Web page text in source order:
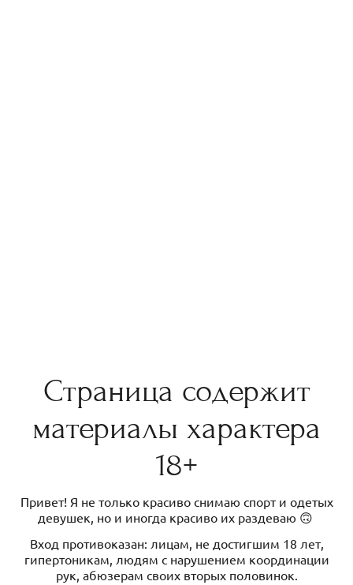
Страница содержит
материалы характера
18+
Привет! Я не только красиво снимаю спорт и одетых
девушек, но и иногда красиво их раздеваю 🙃
Вход противоказан: лицам, не достигшим 18 лет,
гипертоникам, людям с нарушением координации
рук, абюзерам своих вторых половинок.